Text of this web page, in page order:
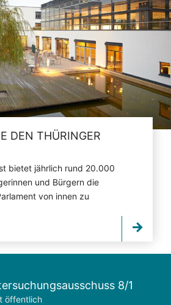
DEN THÜRINGER
bietet jährlich rund 20.000
und Bürgern die
von innen zu
8/1
öffentlich